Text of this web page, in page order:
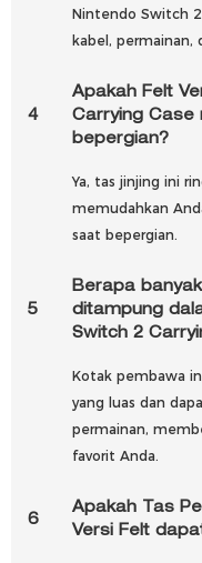
Nintendo Switch 2
kabel, permainan,
4
Apakah Felt
Carrying Case
bepergian?
Ya, tas jinjing ini
memudahkan
saat bepergian.
5
Berapa
ditampung
Switch 2
Kotak pembawa
yang luas dan
permainan,
favorit Anda.
6
Apakah Tas
Versi Felt